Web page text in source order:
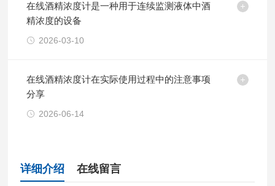
在线酒精浓度计是一种用于连续监测液体中酒
精浓度的设备
2026-03-10
在线酒精浓度计在实际使用过程中的注意事项
分享
2026-06-14
详细介绍 在线留言